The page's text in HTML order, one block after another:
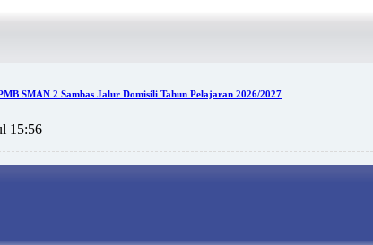
SMAN 2 Sambas Jalur Domisili Tahun Pelajaran 2026/2027
15:56